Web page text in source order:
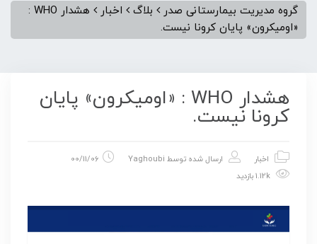
گروه مدیریت بیمارستانی صدر بلاگ اخبار
هشدار WHO :
«اومیکرون» پایان کرونا نیست.
هشدار WHO : «اومیکرون» پایان
کرونا نیست.
اخبار ارسال شده توسط Yaghoubi
00/11/06